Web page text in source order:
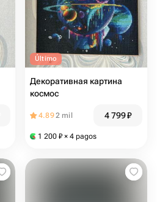
Último
Декоративная картина
космос
4.892 mil 4 799₽
1 200 ₽ × 4 pagos